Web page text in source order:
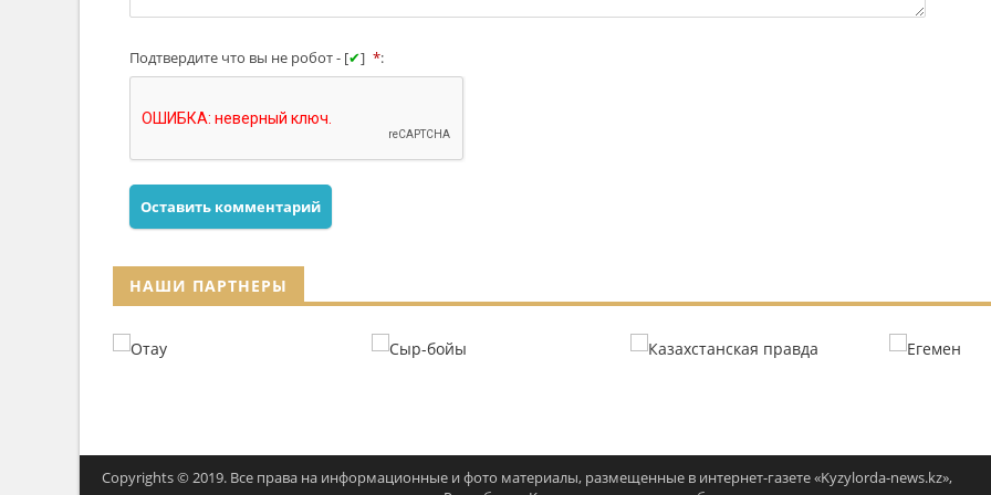
Подтвердите что вы не робот - [✔] *:
Оставить комментарий
НАШИ ПАРТНЕРЫ
Copyrights © 2019. Все права на информационные и фото материалы, размещенные в интернет-газете «Kyzylorda-news.kz»,